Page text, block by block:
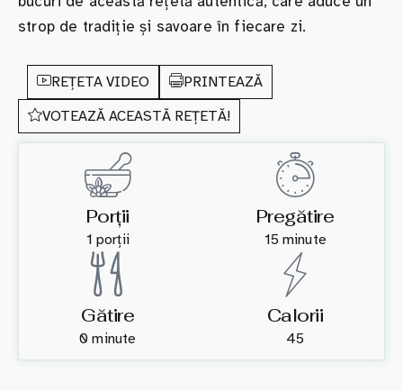
strop de tradiție și savoare în fiecare zi.
REȚETA VIDEO
PRINTEAZĂ
VOTEAZĂ ACEASTĂ REȚETĂ!
Porții
1 porții
Pregătire
15 minute
Gătire
0 minute
Calorii
45